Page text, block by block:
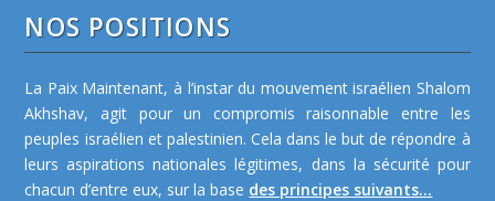
NOS POSITIONS
La Paix Maintenant, à l’instar du mouvement israélien Shalom
Akhshav, agit pour un compromis raisonnable entre les
peuples israélien et palestinien. Cela dans le but de répondre à
leurs aspirations nationales légitimes, dans la sécurité pour
chacun d’entre eux, sur la base des principes suivants...